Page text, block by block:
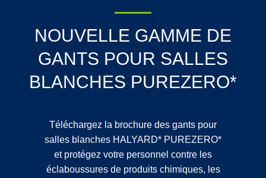
NOUVELLE GAMME DE
GANTS POUR SALLES
BLANCHES PUREZERO*
Téléchargez la brochure des gants pour
salles blanches HALYARD* PUREZERO*
et protégez votre personnel contre les
éclaboussures de produits chimiques, les